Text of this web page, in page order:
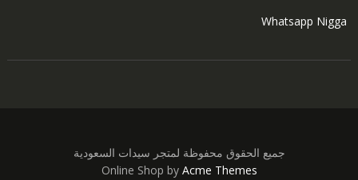
Whatsapp Nigga
جميع الحقوق محفوظة لمتجر سيدات السعودية
Online Shop by Acme Themes